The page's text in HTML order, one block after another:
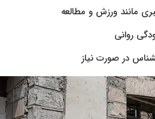
ورزش و مطالعه
روانی
در صورت نیاز